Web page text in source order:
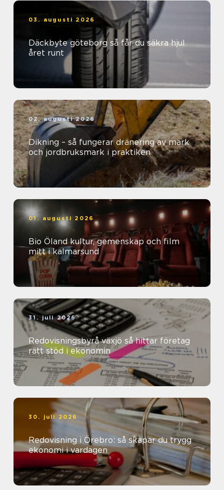
03. augusti 2026
Däckbyte göteborg så får du säkra hjul
året runt
02. augusti 2026
Dikning – så fungerar dränering av mark
och jordbruksmark i praktiken
01. augusti 2026
Bio Öland kultur, gemenskap och film
mitt i kalmarsund
31. juli 2026
Redovisningsbyrå växjö så hittar företag
rätt stöd i ekonomin
30. juli 2026
Redovisning i Örebro: så skapar du trygg
ekonomi i vardagen